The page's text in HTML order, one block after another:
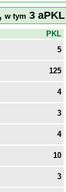
w tym 3 aPKL
PKL
5
125
4
3
4
10
3